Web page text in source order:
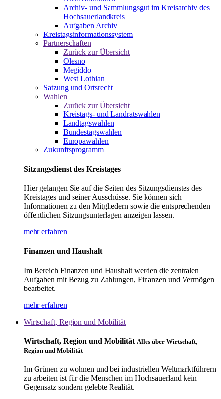
Archiv- und Sammlungsgut im Kreisarchiv des
Hochsauerlandkreis
Aufgaben Archiv
Kreistagsinformationssystem
Partnerschaften
Zurück zur Übersicht
Olesno
Megiddo
West Lothian
Satzung und Ortsrecht
Wahlen
Zurück zur Übersicht
Kreistags- und Landratswahlen
Landtagswahlen
Bundestagswahlen
Europawahlen
Zukunftsprogramm
Sitzungsdienst des Kreistages
Hier gelangen Sie auf die Seiten des Sitzungsdienstes des
Kreistages und seiner Ausschüsse. Sie können sich
Informationen zu den Mitgliedern sowie die entsprechenden
öffentlichen Sitzungsunterlagen anzeigen lassen.
mehr erfahren
Finanzen und Haushalt
Im Bereich Finanzen und Haushalt werden die zentralen
Aufgaben mit Bezug zu Zahlungen, Finanzen und Vermögen
bearbeitet.
mehr erfahren
Wirtschaft, Region und Mobilität
Wirtschaft, Region und Mobilität Alles über Wirtschaft,
Region und Mobilität
Im Grünen zu wohnen und bei industriellen Weltmarktführern
zu arbeiten ist für die Menschen im Hochsauerland kein
Gegensatz sondern gelebte Realität.